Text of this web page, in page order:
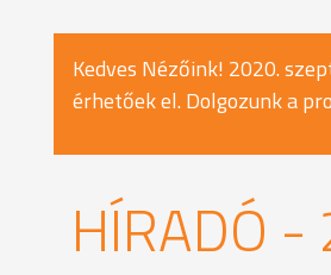
Kedves Nézőink! 2020.
érhetőek el. Dolgozunk a
HÍRADÓ -